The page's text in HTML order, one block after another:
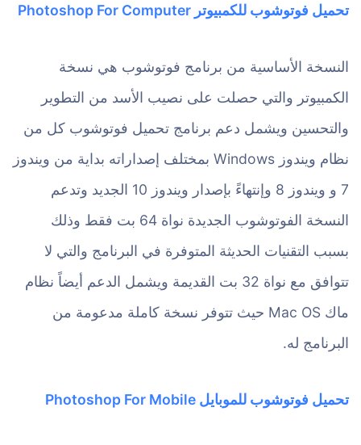
تحميل فوتوشوب للكمبيوتر Photoshop For Computer
النسخة الأساسية من برنامج فوتوشوب هي نسخة
الكمبيوتر والتي حصلت على نصيب الأسد من التطوير
والتحسين ويشمل دعم برنامج تحميل فوتوشوب كل من
نظام ويندوز Windows بمختلف إصداراته بداية من ويندوز
7 و ويندوز 8 وإنتهاءً بإصدار ويندوز 10 الجديد وتدعم
النسخة الفوتوشوب الجديدة نواة 64 بت فقط وذلك
بسبب التقنيات الحديثة المتوفرة في البرنامج والتي لا
تتوافق مع نواة 32 بت القديمة ويشمل الدعم أيضاً نظام
ماك Mac OS حيث تتوفر نسخة كاملة مدعومة من
البرنامج له.
تحميل فوتوشوب للموبايل Photoshop For Mobile